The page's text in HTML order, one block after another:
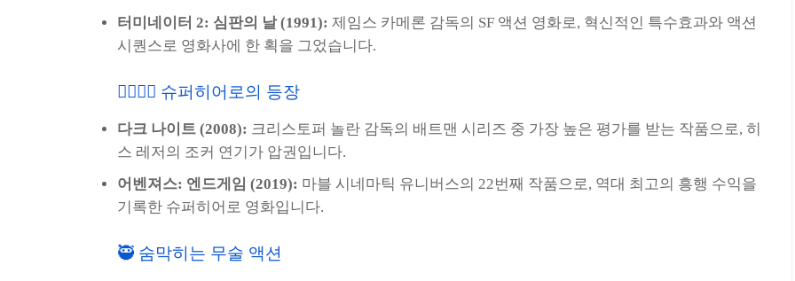
터미네이터 2: 심판의 날 (1991): 제임스 카메론 감독의 SF 액션 영화로, 혁신적인 특수효과와 액션
시퀀스로 영화사에 한 획을 그었습니다.
🦸‍♀️🦸‍♂️ 슈퍼히어로의 등장
다크 나이트 (2008): 크리스토퍼 놀란 감독의 배트맨 시리즈 중 가장 높은 평가를 받는 작품으로, 히
스 레저의 조커 연기가 압권입니다.
어벤져스: 엔드게임 (2019): 마블 시네마틱 유니버스의 22번째 작품으로, 역대 최고의 흥행 수익을
기록한 슈퍼히어로 영화입니다.
🥷 숨막히는 무술 액션